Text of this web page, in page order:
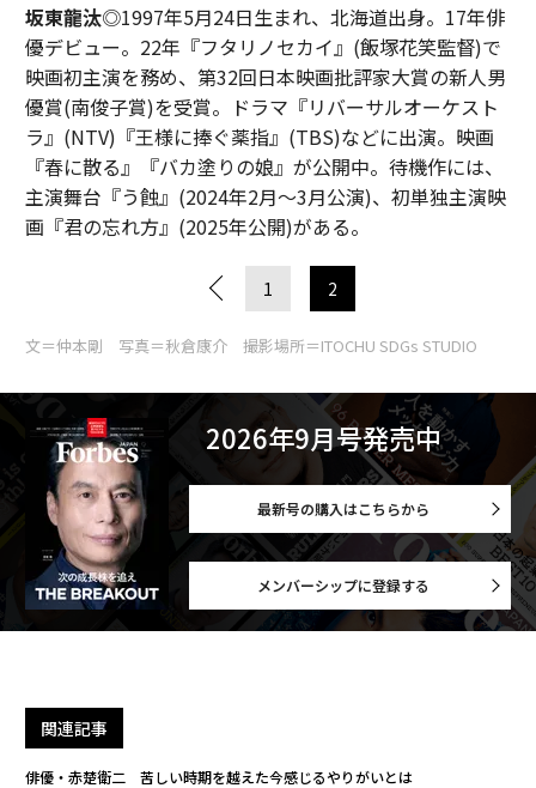
坂東龍汰◎1997年5月24日生まれ、北海道出身。17年俳
優デビュー。22年『フタリノセカイ』(飯塚花笑監督)で
映画初主演を務め、第32回日本映画批評家大賞の新人男
優賞(南俊子賞)を受賞。ドラマ『リバーサルオーケスト
ラ』(NTV)『王様に捧ぐ薬指』(TBS)などに出演。映画
『春に散る』『バカ塗りの娘』が公開中。待機作には、
主演舞台『う蝕』(2024年2月〜3月公演)、初単独主演映
画『君の忘れ方』(2025年公開)がある。
1 2
文＝仲本剛 写真＝秋倉康介 撮影場所＝ITOCHU SDGs STUDIO
2026年9月号発売中
最新号の購入はこちらから
メンバーシップに登録する
関連記事
俳優・赤楚衛二 苦しい時期を越えた今感じるやりがいとは